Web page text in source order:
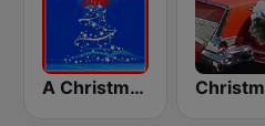
A Christmas Time